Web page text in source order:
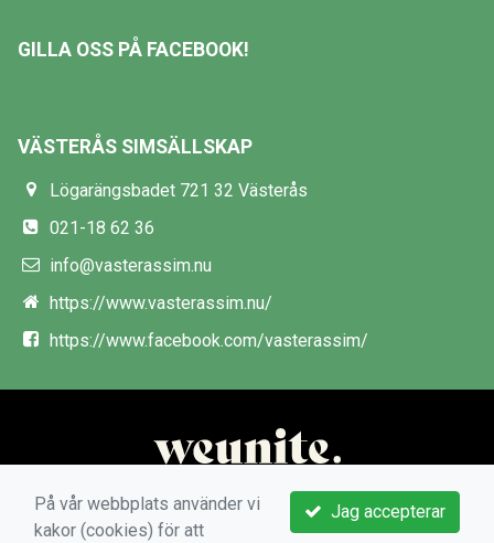
GILLA OSS PÅ FACEBOOK!
VÄSTERÅS SIMSÄLLSKAP
Lögarängsbadet 721 32 Västerås
021-18 62 36
info@vasterassim.nu
https://www.vasterassim.nu/
https://www.facebook.com/vasterassim/
Jag accepterar
På vår webbplats använder vi
kakor (cookies) för att